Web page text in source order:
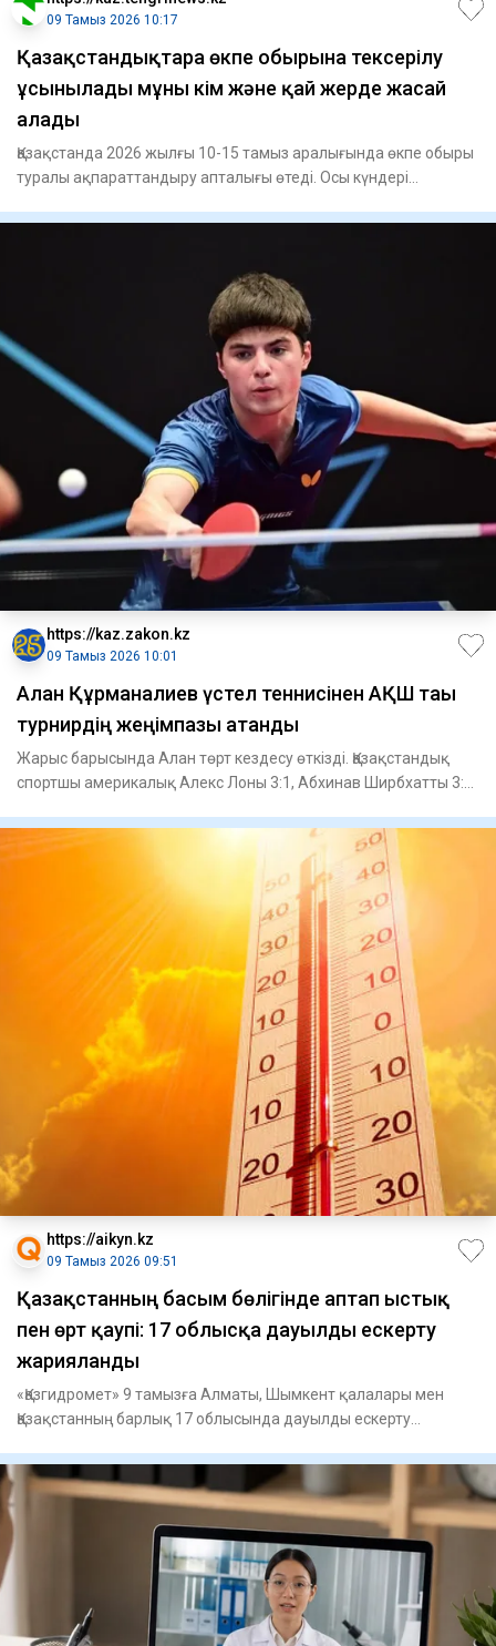
09 Тамыз 2026 10:17
Қазақстандықтарға өкпе обырына тексерілу
ұсынылады мұны кім және қай жерде жасай
алады
Қазақстанда 2026 жылғы 10-15 тамыз аралығында өкпе обыры
туралы ақпараттандыру апталығы өтеді. Осы күндері
https://kaz.zakon.kz
09 Тамыз 2026 10:01
Алан Құрманғалиев үстел теннисінен АҚШ тағы
турнирдің жеңімпазы атанды
Жарыс барысында Алан төрт кездесу өткізді. Қазақстандық
спортшы америкалық Алекс Лоны 3:1, Абхинав Ширбхатты 3:0
https://aikyn.kz
09 Тамыз 2026 09:51
Қазақстанның басым бөлігінде аптап ыстық
пен өрт қаупі: 17 облысқа дауылды ескерту
жарияланды
«Қазгидромет» 9 тамызға Алматы, Шымкент қалалары мен
Қазақстанның барлық 17 облысында дауылды ескерту